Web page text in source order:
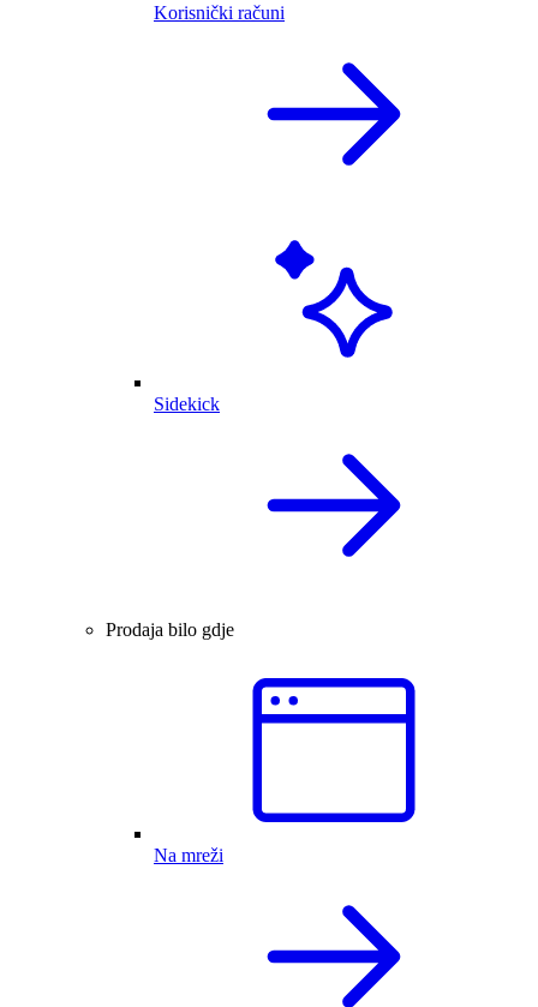
Korisnički računi
Sidekick
Prodaja bilo gdje
Na mreži